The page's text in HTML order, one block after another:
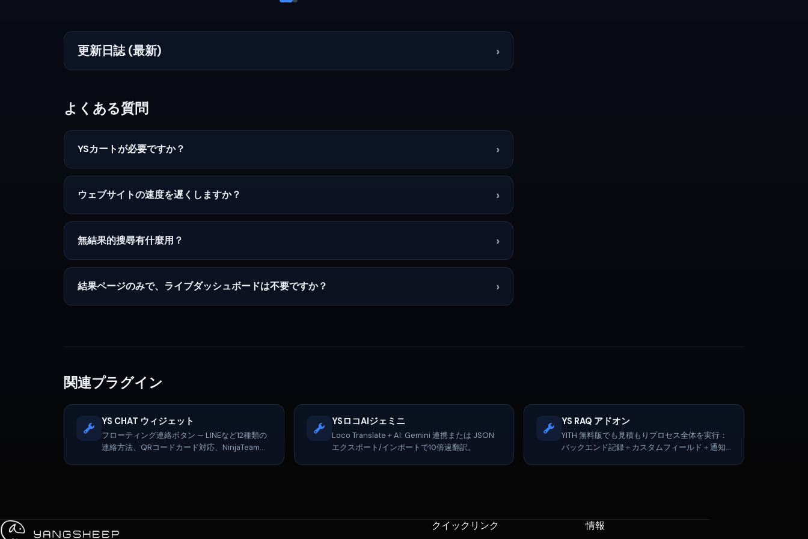
更新日誌 (最新) ›
よくある質問
YSカートが必要ですか？ ›
ウェブサイトの速度を遅くしますか？ ›
無結果的搜尋有什麼用？ ›
結果ページのみで、ライブダッシュボードは不要ですか？ ›
関連プラグイン
YS CHAT ウィジェット
フローティング連絡ボタン — LINEなど12種類の
連絡方法、QRコードカード対応、NinjaTeamの
YSロコAIジェミニ
Loco Translate + AI: Gemini 連携または JSON
エクスポート/インポートで10倍速翻訳。
YS RAQ アドオン
YITH 無料版でも見積もりプロセス全体を実行：
バックエンド記録＋カスタムフィールド＋通知
クイックリンク 情報